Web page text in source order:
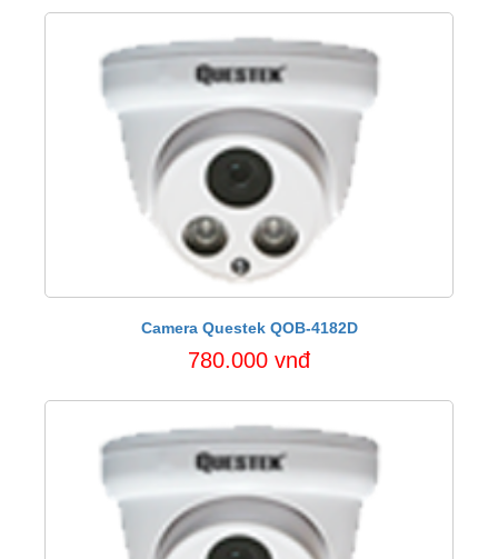
Camera Questek QOB-4182D
780.000 vnđ